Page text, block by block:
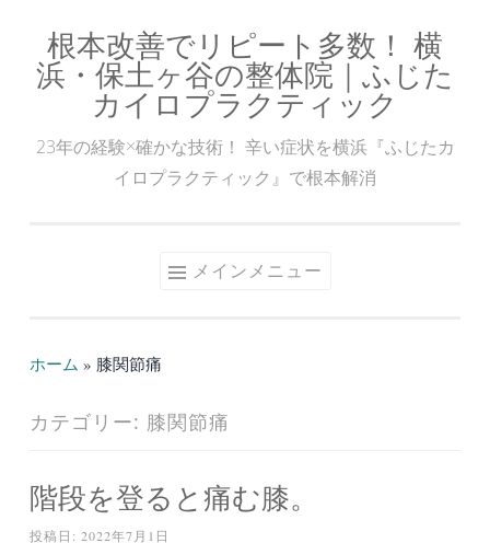
ン
根本改善でリピート多数！ 横
浜・保土ヶ谷の整体院｜ふじた
カイロプラクティック
23年の経験×確かな技術！ 辛い症状を横浜『ふじたカ
イロプラクティック』で根本解消
メインメニュー
ホーム » 膝関節痛
カテゴリー: 膝関節痛
階段を登ると痛む膝。
投稿日: 2022年7月1日